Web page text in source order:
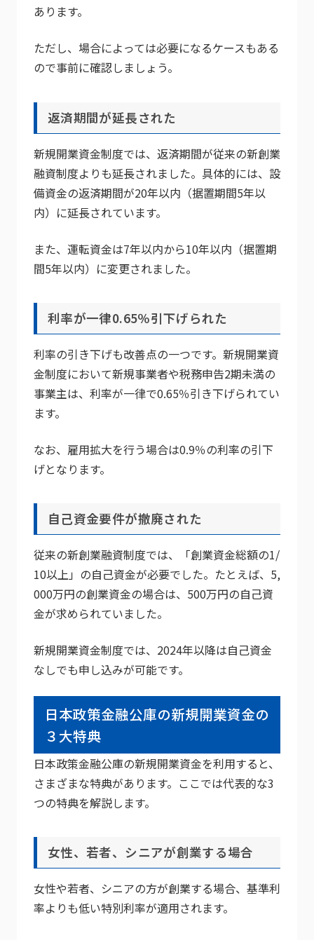
あります。
ただし、場合によっては必要になるケースもある
ので事前に確認しましょう。
返済期間が延長された
新規開業資金制度では、返済期間が従来の新創業
融資制度よりも延長されました。具体的には、設
備資金の返済期間が20年以内（据置期間5年以
内）に延長されています。
また、運転資金は7年以内から10年以内（据置期
間5年以内）に変更されました。
利率が一律0.65％引下げられた
利率の引き下げも改善点の一つです。新規開業資
金制度において新規事業者や税務申告2期未満の
事業主は、利率が一律で0.65％引き下げられてい
ます。
なお、雇用拡大を行う場合は0.9％の利率の引下
げとなります。
自己資金要件が撤廃された
従来の新創業融資制度では、「創業資金総額の1/
10以上」の自己資金が必要でした。たとえば、5,
000万円の創業資金の場合は、500万円の自己資
金が求められていました。
新規開業資金制度では、2024年以降は自己資金
なしでも申し込みが可能です。
日本政策金融公庫の新規開業資金の
３大特典
日本政策金融公庫の新規開業資金を利用すると、
さまざまな特典があります。ここでは代表的な3
つの特典を解説します。
女性、若者、シニアが創業する場合
女性や若者、シニアの方が創業する場合、基準利
率よりも低い特別利率が適用されます。